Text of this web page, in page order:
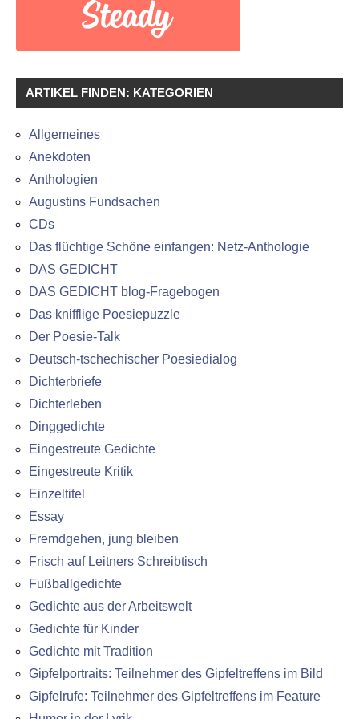
ARTIKEL FINDEN: KATEGORIEN
Allgemeines
Anekdoten
Anthologien
Augustins Fundsachen
CDs
Das flüchtige Schöne einfangen: Netz-Anthologie
DAS GEDICHT
DAS GEDICHT blog-Fragebogen
Das knifflige Poesiepuzzle
Der Poesie-Talk
Deutsch-tschechischer Poesiedialog
Dichterbriefe
Dichterleben
Dinggedichte
Eingestreute Gedichte
Eingestreute Kritik
Einzeltitel
Essay
Fremdgehen, jung bleiben
Frisch auf Leitners Schreibtisch
Fußballgedichte
Gedichte aus der Arbeitswelt
Gedichte für Kinder
Gedichte mit Tradition
Gipfelportraits: Teilnehmer des Gipfeltreffens im Bild
Gipfelrufe: Teilnehmer des Gipfeltreffens im Feature